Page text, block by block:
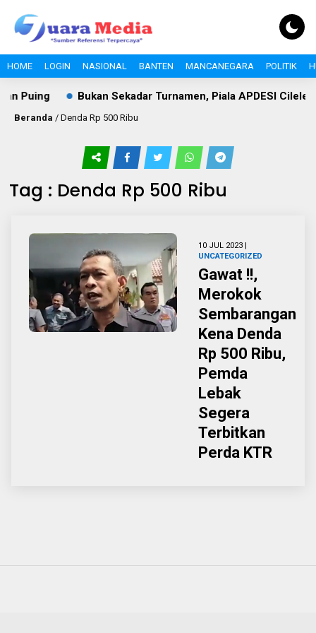
HOME LOGIN NASIONAL BANTEN MANCANEGARA POLITIK
Puing Bukan Sekadar Turnamen, Piala APDESI Cileles
Beranda / Denda Rp 500 Ribu
Tag : Denda Rp 500 Ribu
10 JUL 2023 |
UNCATEGORIZED
Gawat !!,
Merokok
Sembarangan
Kena Denda
Rp 500 Ribu,
Pemda
Lebak
Segera
Terbitkan
Perda KTR